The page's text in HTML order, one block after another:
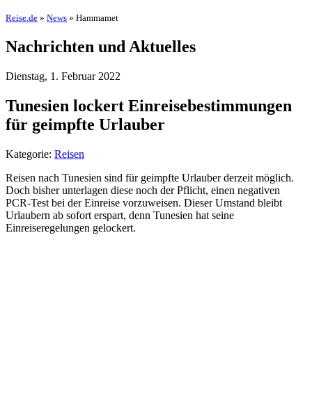
Reise.de » News » Hammamet
Nachrichten und Aktuelles
Dienstag, 1. Februar 2022
Tunesien lockert Einreisebestimmungen
für geimpfte Urlauber
Kategorie: Reisen
Reisen nach Tunesien sind für geimpfte Urlauber derzeit möglich.
Doch bisher unterlagen diese noch der Pflicht, einen negativen
PCR-Test bei der Einreise vorzuweisen. Dieser Umstand bleibt
Urlaubern ab sofort erspart, denn Tunesien hat seine
Einreiseregelungen gelockert.